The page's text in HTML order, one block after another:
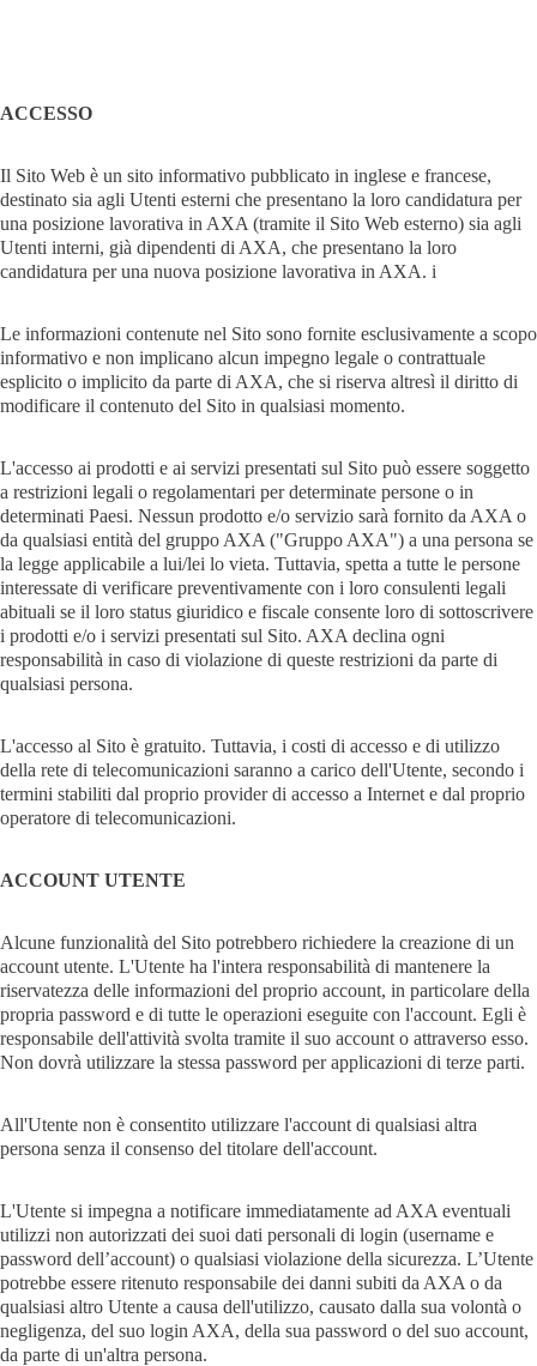
ACCESSO
Il Sito Web è un sito informativo pubblicato in inglese e francese,
destinato sia agli Utenti esterni che presentano la loro candidatura per
una posizione lavorativa in AXA (tramite il Sito Web esterno) sia agli
Utenti interni, già dipendenti di AXA, che presentano la loro
candidatura per una nuova posizione lavorativa in AXA. i
Le informazioni contenute nel Sito sono fornite esclusivamente a scopo
informativo e non implicano alcun impegno legale o contrattuale
esplicito o implicito da parte di AXA, che si riserva altresì il diritto di
modificare il contenuto del Sito in qualsiasi momento.
L'accesso ai prodotti e ai servizi presentati sul Sito può essere soggetto
a restrizioni legali o regolamentari per determinate persone o in
determinati Paesi. Nessun prodotto e/o servizio sarà fornito da AXA o
da qualsiasi entità del gruppo AXA ("Gruppo AXA") a una persona se
la legge applicabile a lui/lei lo vieta. Tuttavia, spetta a tutte le persone
interessate di verificare preventivamente con i loro consulenti legali
abituali se il loro status giuridico e fiscale consente loro di sottoscrivere
i prodotti e/o i servizi presentati sul Sito. AXA declina ogni
responsabilità in caso di violazione di queste restrizioni da parte di
qualsiasi persona.
L'accesso al Sito è gratuito. Tuttavia, i costi di accesso e di utilizzo
della rete di telecomunicazioni saranno a carico dell'Utente, secondo i
termini stabiliti dal proprio provider di accesso a Internet e dal proprio
operatore di telecomunicazioni.
ACCOUNT UTENTE
Alcune funzionalità del Sito potrebbero richiedere la creazione di un
account utente. L'Utente ha l'intera responsabilità di mantenere la
riservatezza delle informazioni del proprio account, in particolare della
propria password e di tutte le operazioni eseguite con l'account. Egli è
responsabile dell'attività svolta tramite il suo account o attraverso esso.
Non dovrà utilizzare la stessa password per applicazioni di terze parti.
All'Utente non è consentito utilizzare l'account di qualsiasi altra
persona senza il consenso del titolare dell'account.
L'Utente si impegna a notificare immediatamente ad AXA eventuali
utilizzi non autorizzati dei suoi dati personali di login (username e
password dell’account) o qualsiasi violazione della sicurezza. L’Utente
potrebbe essere ritenuto responsabile dei danni subiti da AXA o da
qualsiasi altro Utente a causa dell'utilizzo, causato dalla sua volontà o
negligenza, del suo login AXA, della sua password o del suo account,
da parte di un'altra persona.